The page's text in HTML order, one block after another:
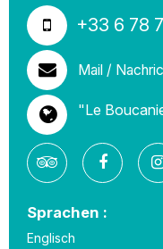
+33 6 78
Mail /
"Le
Sprachen :
Englisch